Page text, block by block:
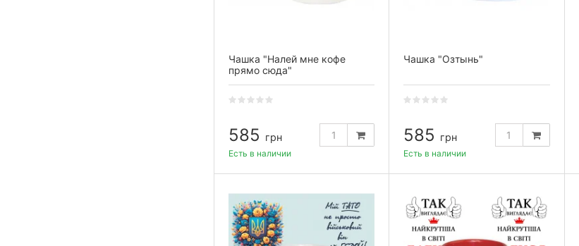
Чашка "Налей мне кофе
прямо сюда"
585 грн
Есть в наличии
Чашка "Озтынь"
585 грн
Есть в наличии